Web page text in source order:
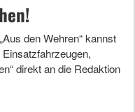
den Wehren“ kannst
direkt an die Redaktion